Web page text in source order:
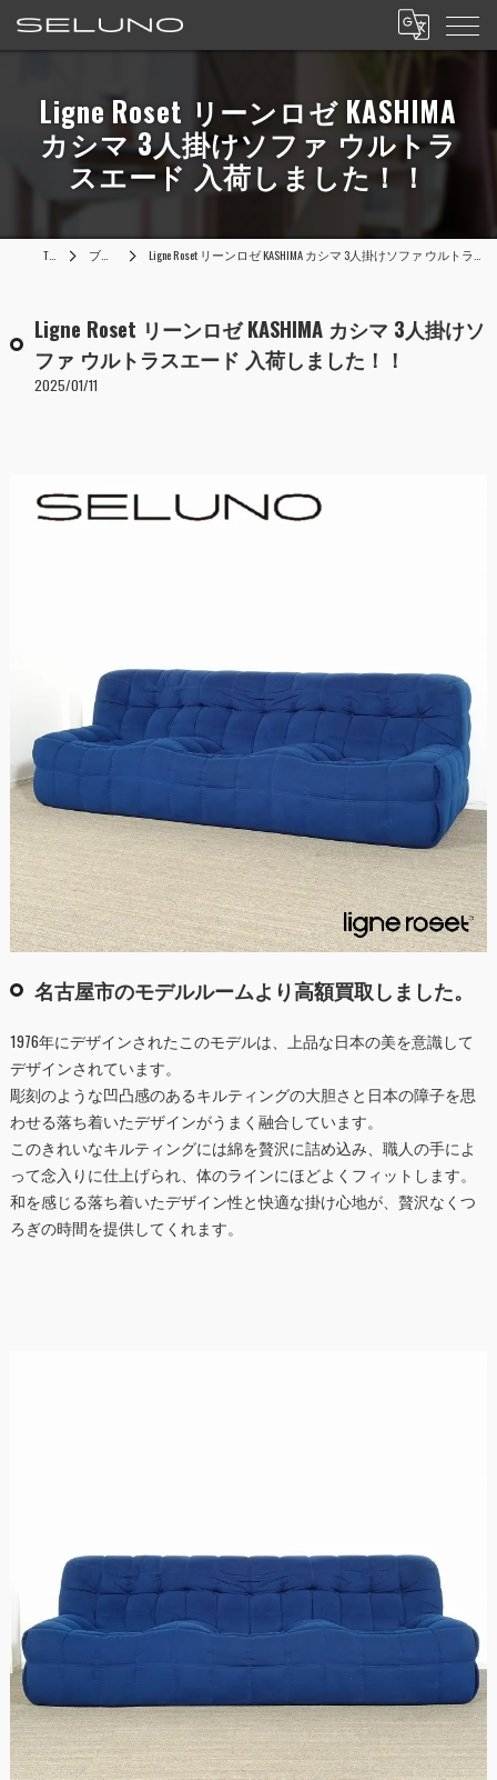
Ligne Roset リーンロゼ KASHIMA
カシマ 3人掛けソファ ウルトラ
スエード 入荷しました！！
TOP ブログ Ligne Roset リーンロゼ KASHIMA カシマ 3人掛けソファ ウルトラスエード 入荷しました！！
Ligne Roset リーンロゼ KASHIMA カシマ 3人掛けソ
ファ ウルトラスエード 入荷しました！！
2025/01/11
名古屋市のモデルルームより高額買取しました。
1976年にデザインされたこのモデルは、上品な日本の美を意識して
デザインされています。
彫刻のような凹凸感のあるキルティングの大胆さと日本の障子を思
わせる落ち着いたデザインがうまく融合しています。
このきれいなキルティングには綿を贅沢に詰め込み、職人の手によ
って念入りに仕上げられ、体のラインにほどよくフィットします。
和を感じる落ち着いたデザイン性と快適な掛け心地が、贅沢なくつ
ろぎの時間を提供してくれます。